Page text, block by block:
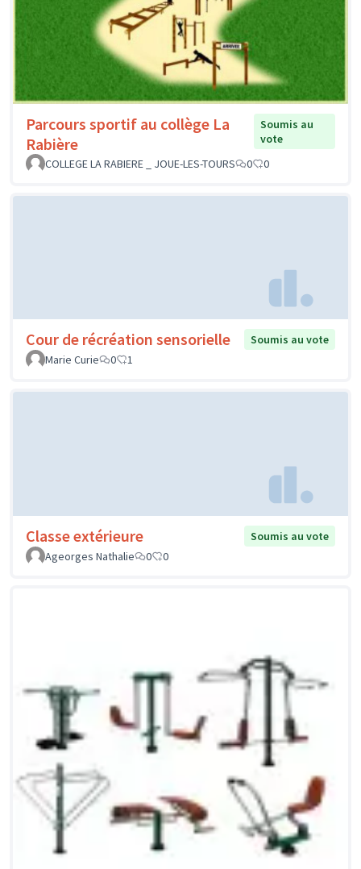
Parcours sportif au collège La
Rabière
Soumis au
vote
COLLEGE LA RABIERE _ JOUE-LES-TOURS
0 0
Cour de récréation sensorielle
Soumis au vote
Marie Curie
0 1
Classe extérieure
Soumis au vote
Ageorges Nathalie
0 0